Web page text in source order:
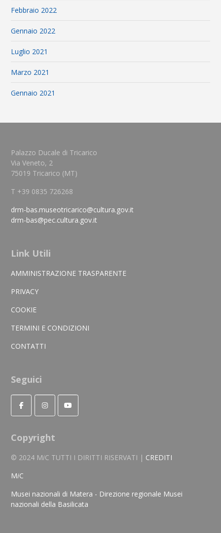
Febbraio 2022
Gennaio 2022
Luglio 2021
Marzo 2021
Gennaio 2021
Palazzo Ducale di Tricarico
Via Veneto, 2
75019 Tricarico (MT)
T +39 0835 726268
drm-bas.museotricarico@cultura.gov.it
drm-bas@pec.cultura.gov.it
Link Utili
AMMINISTRAZIONE TRASPARENTE
PRIVACY
COOKIE
TERMINI E CONDIZIONI
CONTATTI
Seguici
Copyright
© 2024 MiC TUTTI I DIRITTI RISERVATI | CREDITI
MiC
Musei nazionali di Matera - Direzione regionale Musei
nazionali della Basilicata